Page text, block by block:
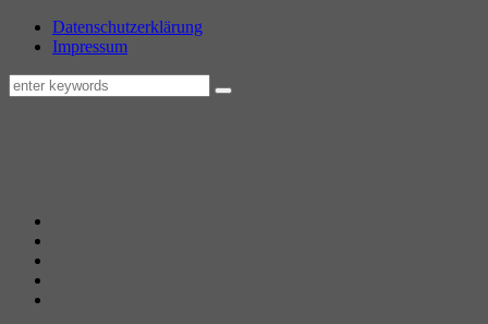
Datenschutzerklärung
Impressum